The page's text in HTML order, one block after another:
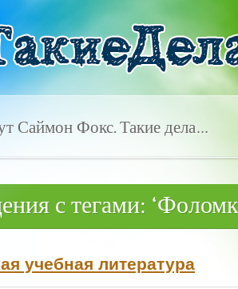
Саймон Фокс. Такие дела…
с тегами:
учебная литература